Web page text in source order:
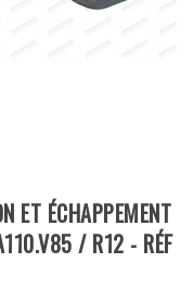
ET ÉCHAPPEMENT
/ R12 - RÉF